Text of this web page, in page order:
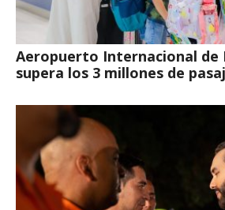
Aeropuerto Internacional de
supera los 3 millones de